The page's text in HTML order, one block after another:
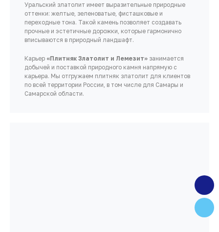
Уральский златолит имеет выразительные природные
оттенки: желтые, зеленоватые, фисташковые и
переходные тона. Такой камень позволяет создавать
прочные и эстетичные дорожки, которые гармонично
вписываются в природный ландшафт.
Карьер «Плитняк Златолит и Лемезит» занимается
добычей и поставкой природного камня напрямую с
карьера. Мы отгружаем плитняк златолит для клиентов
по всей территории России, в том числе для Самары и
Самарской области.